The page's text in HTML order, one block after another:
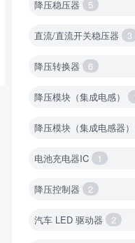
降压稳压器 5
直流/直流开关稳压器 3
降压转换器 6
降压模块（集成电感）
降压模块（集成电感器
电池充电器IC 1
降压控制器 2
汽车 LED 驱动器 2